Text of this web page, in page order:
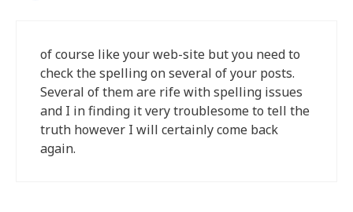
of course like your web-site but you need to
check the spelling on several of your posts.
Several of them are rife with spelling issues
and I in finding it very troublesome to tell the
truth however I will certainly come back
again.